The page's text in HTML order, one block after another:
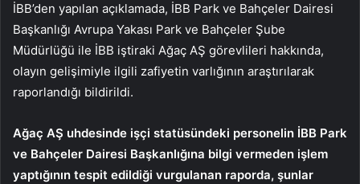
İBB’den yapılan açıklamada, İBB Park ve Bahçeler Dairesi
Başkanlığı Avrupa Yakası Park ve Bahçeler Şube
Müdürlüğü ile İBB iştiraki Ağaç AŞ görevlileri hakkında,
olayın gelişimiyle ilgili zafiyetin varlığının araştırılarak
raporlandığı bildirildi.
Ağaç AŞ uhdesinde işçi statüsündeki personelin İBB Park
ve Bahçeler Dairesi Başkanlığına bilgi vermeden işlem
yaptığının tespit edildiği vurgulanan raporda, şunlar